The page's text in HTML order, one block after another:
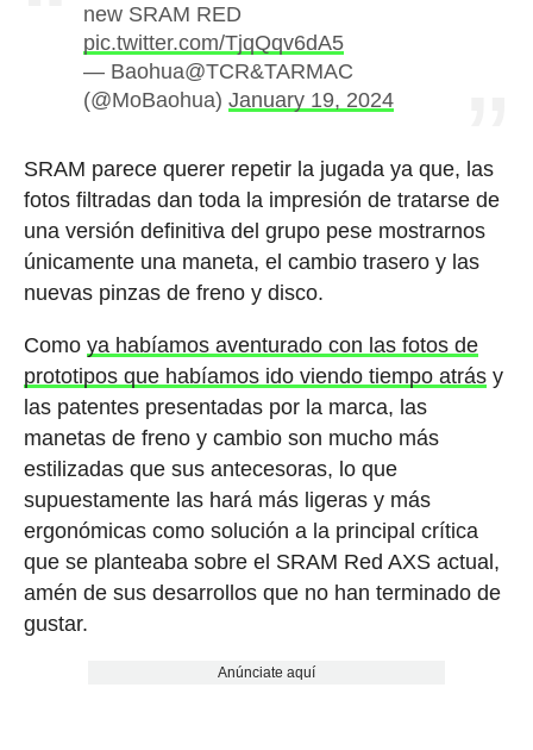
new SRAM RED
pic.twitter.com/TjqQqv6dA5
— Baohua@TCR&TARMAC
(@MoBaohua) January 19, 2024
SRAM parece querer repetir la jugada ya que, las
fotos filtradas dan toda la impresión de tratarse de
una versión definitiva del grupo pese mostrarnos
únicamente una maneta, el cambio trasero y las
nuevas pinzas de freno y disco.
Como ya habíamos aventurado con las fotos de
prototipos que habíamos ido viendo tiempo atrásy
las patentes presentadas por la marca, las
manetas de freno y cambio son mucho más
estilizadas que sus antecesoras, lo que
supuestamente las hará más ligeras y más
ergonómicas como solución a la principal crítica
que se planteaba sobre el SRAM Red AXS actual,
amén de sus desarrollos que no han terminado de
gustar.
Anúnciate aquí